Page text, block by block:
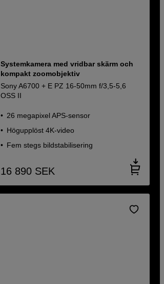
Systemkamera med vridbar skärm och
kompakt zoomobjektiv
Sony A6700 + E PZ 16-50mm f/3,5-5,6
OSS II
26 megapixel APS-sensor
Högupplöst 4K-video
Fem stegs bildstabilisering
16 890 SEK